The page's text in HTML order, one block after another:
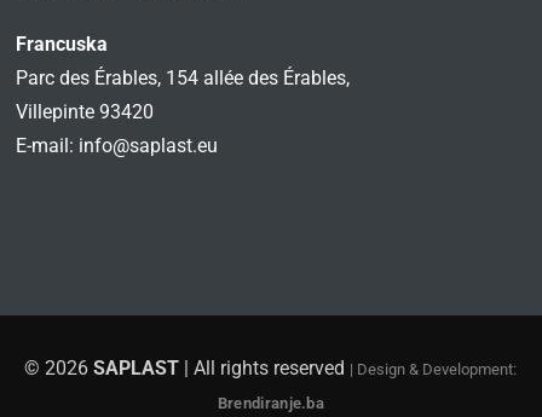
Francuska
Parc des Érables, 154 allée des Érables,
Villepinte 93420
E-mail: info@saplast.eu
© 2026SAPLAST | All rights reserved | Design & Development:
Brendiranje.ba